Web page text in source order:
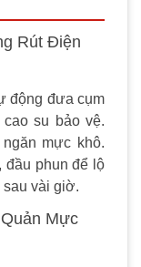
Rút Điện
động đưa cụm
su bảo vệ.
mực khô.
đầu phun để lộ
sau vài giờ.
Mực